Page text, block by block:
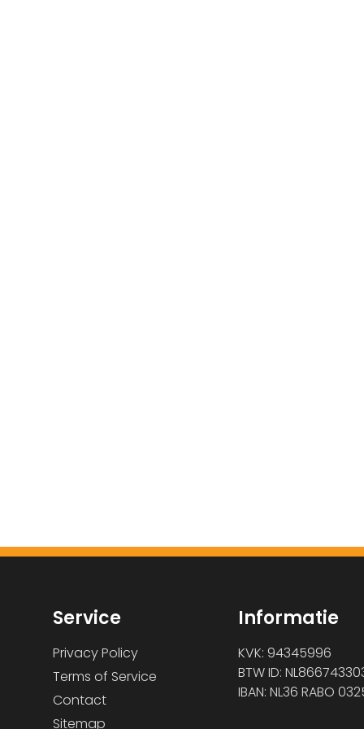
Service
Privacy Policy
Terms of Service
Contact
Sitemap
Informatie
KVK: 94345996
BTW ID:
IBAN: NL36 RABO